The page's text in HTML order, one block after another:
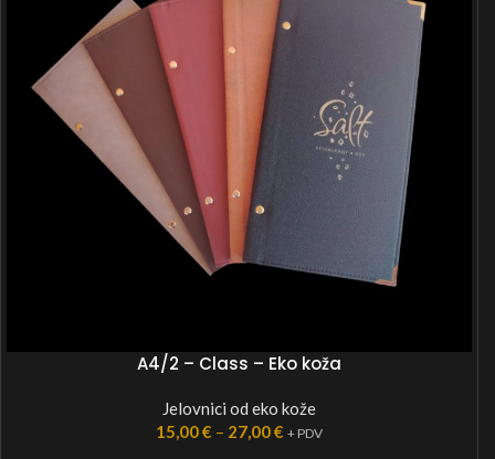
A4/2 – Class – Eko koža
Jelovnici od eko kože
15,00€ – 27,00€ + PDV